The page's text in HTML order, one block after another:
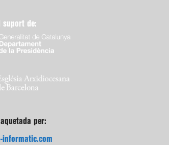
suport de:
per:
informatic.com